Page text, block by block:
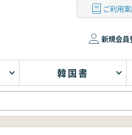
ご利用
新規会員
韓国書